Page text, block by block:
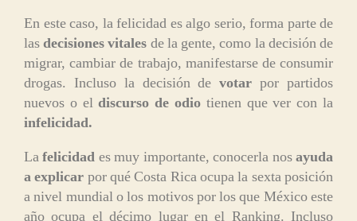
En este caso, la felicidad es algo serio, forma parte de
lasdecisiones vitales de la gente, como la decisión de
migrar, cambiar de trabajo, manifestarse de consumir
drogas. Incluso la decisión de votar por partidos
nuevos o eldiscurso de odio tienen que ver con la
infelicidad.
Lafelicidad es muy importante, conocerla nosayuda
a explicar por qué Costa Rica ocupa la sexta posición
a nivel mundial o los motivos por los que México este
año ocupa el décimo lugar en el Ranking. Incluso